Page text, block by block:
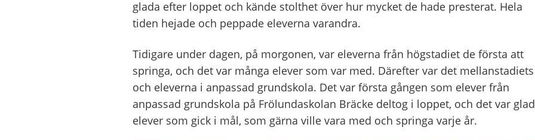
glada efter loppet och kände stolthet över hur mycket de hade presterat. Hela
tiden hejade och peppade eleverna varandra.
Tidigare under dagen, på morgonen, var eleverna från högstadiet de första att
springa, och det var många elever som var med. Därefter var det mellanstadiets
och eleverna i anpassad grundskola. Det var första gången som elever från
anpassad grundskola på Frölundaskolan Bräcke deltog i loppet, och det var
elever som gick i mål, som gärna ville vara med och springa varje år.